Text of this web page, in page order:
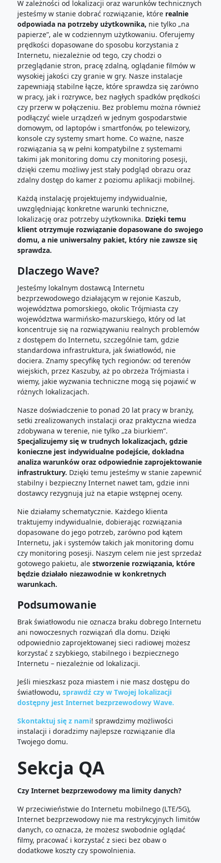
W zależności od lokalizacji oraz warunków technicznych
jesteśmy w stanie dobrać rozwiązanie, które realnie
odpowiada na potrzeby użytkownika, nie tylko „na
papierze”, ale w codziennym użytkowaniu. Oferujemy
prędkości dopasowane do sposobu korzystania z
Internetu, niezależnie od tego, czy chodzi o
przeglądanie stron, pracę zdalną, oglądanie filmów w
wysokiej jakości czy granie w gry. Nasze instalacje
zapewniają stabilne łącze, które sprawdza się zarówno
w pracy, jak i rozrywce, bez nagłych spadków prędkości
czy przerw w połączeniu. Bez problemu można również
podłączyć wiele urządzeń w jednym gospodarstwie
domowym, od laptopów i smartfonów, po telewizory,
konsole czy systemy smart home. Co ważne, nasze
rozwiązania są w pełni kompatybilne z systemami
takimi jak monitoring domu czy monitoring posesji,
dzięki czemu możliwy jest stały podgląd obrazu oraz
zdalny dostęp do kamer z poziomu aplikacji mobilnej.
Każdą instalację projektujemy indywidualnie,
uwzględniając konkretne warunki techniczne,
lokalizację oraz potrzeby użytkownika. Dzięki temu
klient otrzymuje rozwiązanie dopasowane do swojego
domu, a nie uniwersalny pakiet, który nie zawsze się
sprawdza.
Dlaczego Wave?
Jesteśmy lokalnym dostawcą Internetu
bezprzewodowego działającym w rejonie Kaszub,
województwa pomorskiego, okolic Trójmiasta czy
województwa warmińsko-mazurskiego, który od lat
koncentruje się na rozwiązywaniu realnych problemów
z dostępem do Internetu, szczególnie tam, gdzie
standardowa infrastruktura, jak światłowód, nie
dociera. Znamy specyfikę tych regionów: od terenów
wiejskich, przez Kaszuby, aż po obrzeża Trójmiasta i
wiemy, jakie wyzwania techniczne mogą się pojawić w
różnych lokalizacjach.
Nasze doświadczenie to ponad 20 lat pracy w branży,
setki zrealizowanych instalacji oraz praktyczna wiedza
zdobywana w terenie, nie tylko „za biurkiem”.
Specjalizujemy się w trudnych lokalizacjach, gdzie
konieczne jest indywidualne podejście, dokładna
analiza warunków oraz odpowiednie zaprojektowanie
infrastruktury. Dzięki temu jesteśmy w stanie zapewnić
stabilny i bezpieczny Internet nawet tam, gdzie inni
dostawcy rezygnują już na etapie wstępnej oceny.
Nie działamy schematycznie. Każdego klienta
traktujemy indywidualnie, dobierając rozwiązania
dopasowane do jego potrzeb, zarówno pod kątem
Internetu, jak i systemów takich jak monitoring domu
czy monitoring posesji. Naszym celem nie jest sprzedaż
gotowego pakietu, ale stworzenie rozwiązania, które
będzie działało niezawodnie w konkretnych
warunkach.
Podsumowanie
Brak światłowodu nie oznacza braku dobrego Internetu
ani nowoczesnych rozwiązań dla domu. Dzięki
odpowiednio zaprojektowanej sieci radiowej możesz
korzystać z szybkiego, stabilnego i bezpiecznego
Internetu – niezależnie od lokalizacji.
Jeśli mieszkasz poza miastem i nie masz dostępu do
światłowodu, sprawdź czy w Twojej lokalizacji
dostępny jest Internet bezprzewodowy Wave.
Skontaktuj się z nami! sprawdzimy możliwości
instalacji i doradzimy najlepsze rozwiązanie dla
Twojego domu.
Sekcja QA
Czy Internet bezprzewodowy ma limity danych?
W przeciwieństwie do Internetu mobilnego (LTE/5G),
Internet bezprzewodowy nie ma restrykcyjnych limitów
danych, co oznacza, że możesz swobodnie oglądać
filmy, pracować i korzystać z sieci bez obaw o
dodatkowe koszty czy spowolnienia.